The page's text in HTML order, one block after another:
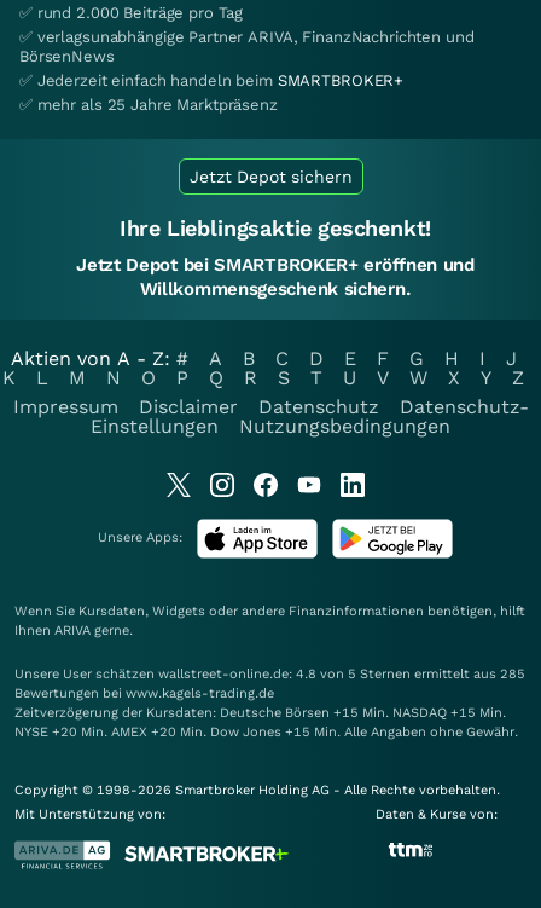
✅ rund 2.000 Beiträge pro Tag
✅ verlagsunabhängige Partner ARIVA, FinanzNachrichten und
BörsenNews
✅ Jederzeit einfach handeln beim SMARTBROKER+
✅ mehr als 25 Jahre Marktpräsenz
Jetzt Depot sichern
Ihre Lieblingsaktie geschenkt!
Jetzt Depot bei SMARTBROKER+ eröffnen und
Willkommensgeschenk sichern.
Aktien von A - Z: # A B C D E F G H I
J
K
L M N O P Q R S T U V W X Y
Z
Impressum
Disclaimer Datenschutz
Datenschutz-
Einstellungen
Nutzungsbedingungen
Unsere Apps:
Wenn Sie Kursdaten, Widgets oder andere Finanzinformationen benötigen, hilft
Ihnen ARIVA gerne.
Unsere User schätzen wallstreet-online.de: 4.8 von 5 Sternen ermittelt aus 285
Bewertungen bei www.kagels-trading.de
Zeitverzögerung der Kursdaten: Deutsche Börsen +15 Min. NASDAQ +15 Min.
NYSE +20 Min. AMEX +20 Min. Dow Jones +15 Min. Alle Angaben ohne Gewähr.
Copyright © 1998-2026 Smartbroker Holding AG - Alle Rechte vorbehalten.
Mit Unterstützung von:
Daten & Kurse von: